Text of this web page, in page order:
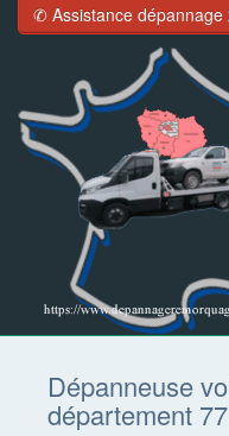
✆ Assistance dépannage
Dépanneuse
département 77